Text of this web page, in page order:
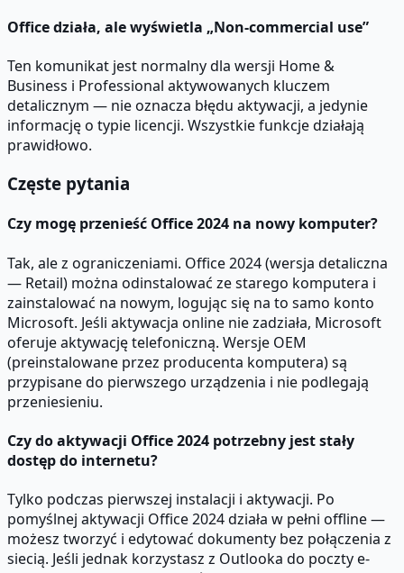
Office działa, ale wyświetla „Non-commercial use”
Ten komunikat jest normalny dla wersji Home &
Business i Professional aktywowanych kluczem
detalicznym — nie oznacza błędu aktywacji, a jedynie
informację o typie licencji. Wszystkie funkcje działają
prawidłowo.
Częste pytania
Czy mogę przenieść Office 2024 na nowy komputer?
Tak, ale z ograniczeniami. Office 2024 (wersja detaliczna
— Retail) można odinstalować ze starego komputera i
zainstalować na nowym, logując się na to samo konto
Microsoft. Jeśli aktywacja online nie zadziała, Microsoft
oferuje aktywację telefoniczną. Wersje OEM
(preinstalowane przez producenta komputera) są
przypisane do pierwszego urządzenia i nie podlegają
przeniesieniu.
Czy do aktywacji Office 2024 potrzebny jest stały
dostęp do internetu?
Tylko podczas pierwszej instalacji i aktywacji. Po
pomyślnej aktywacji Office 2024 działa w pełni offline —
możesz tworzyć i edytować dokumenty bez połączenia z
siecią. Jeśli jednak korzystasz z Outlooka do poczty e-